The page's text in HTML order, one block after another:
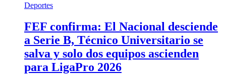
Deportes
FEF confirma: El Nacional desciende
a Serie B, Técnico Universitario se
salva y solo dos equipos ascienden
para LigaPro 2026